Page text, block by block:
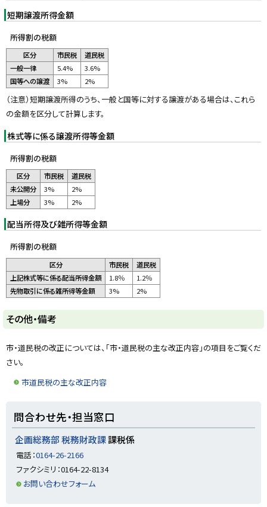
短期譲渡所得金額
所得割の税額
区分 市民税
道民税
一般一律
5.4%
3.6%
国等への譲渡
3% 2%
（注意）短期譲渡所得のうち、一般と国等に対する譲渡がある場合は、これら
の金額を区分して計算します。
株式等に係る譲渡所得等金額
所得割の税額
区分 市民税
道民税
未公開分
3%
2%
上場分
3% 2%
配当所得及び雑所得等金額
所得割の税額
区分 市民税
道民税
上記株式等に係る配当所得金額
1.8％
1.2％
先物取引に係る雑所得等金額
3% 2%
ト
ッ
プ
に
その他・備考
市・道民税の改正については、「市・道民税の主な改正内容」の項目をご覧くだ
さい。
市道民税の主な改正内容
問合わせ先・担当窓口
企画総務部 税務財政課課税係
電話：0164-26-2166
ファクシミリ：0164-22-8134
お問い合わせフォーム